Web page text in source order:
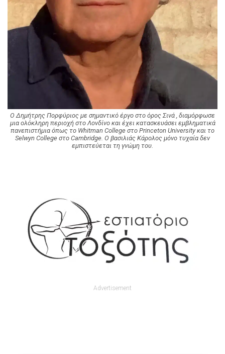
Ο Δημήτρης Πορφύριος με σημαντικό έργο στο όρος Σινά , διαμόρφωσε
μια ολόκληρη περιοχή στο Λονδίνο και έχει κατασκευάσει εμβληματικά
πανεπιστήμια όπως το Whitman College στο Princeton University και το
Selwyn College στο Cambridge. Ο βασιλιάς Κάρολος μόνο τυχαία δεν
εμπιστεύεται τη γνώμη του.
Advertisement